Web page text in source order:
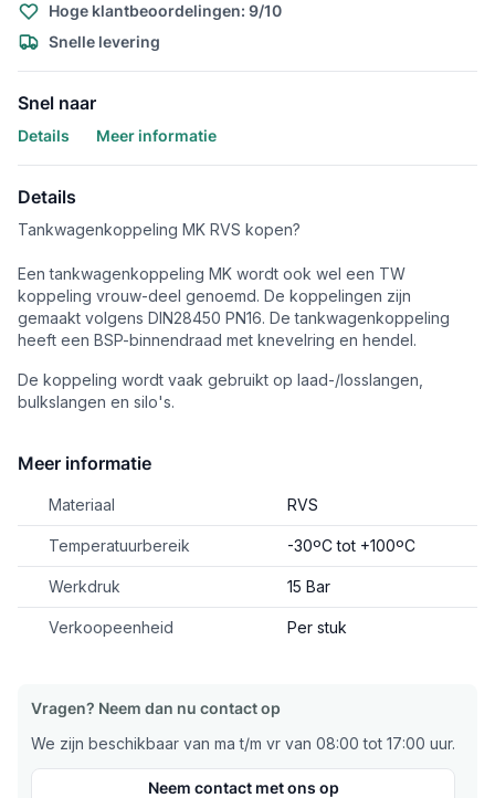
Hoge klantbeoordelingen: 9/10
Snelle levering
Snel naar
Details Meer informatie
Details
Tankwagenkoppeling MK RVS kopen?
Een tankwagenkoppeling MK wordt ook wel een TW
koppeling vrouw-deel genoemd. De koppelingen zijn
gemaakt volgens DIN28450 PN16. De tankwagenkoppeling
heeft een BSP-binnendraad met knevelring en hendel.
De koppeling wordt vaak gebruikt op laad-/losslangen,
bulkslangen en silo's.
Meer informatie
Materiaal RVS
Temperatuurbereik -30ºC tot +100ºC
Werkdruk 15 Bar
Verkoopeenheid Per stuk
Vragen? Neem dan nu contact op
We zijn beschikbaar van ma t/m vr van 08:00 tot 17:00 uur.
Neem contact met ons op